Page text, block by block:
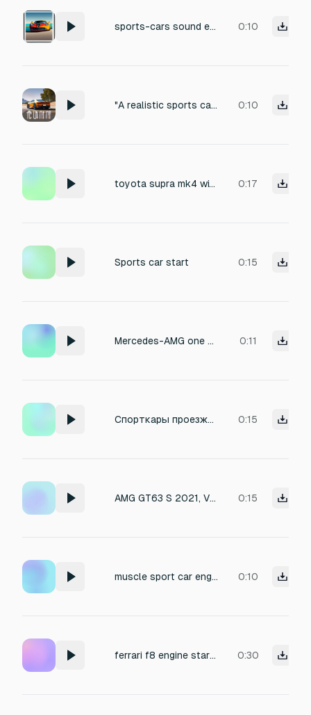
sports-cars sound effects 0:10
"A realistic sports car doing a 10-second burnout on asphalt, tires screeching loudly, engine revving aggressively, with smoke 0:10
toyota supra mk4 with big exhaust and turbo 0:17
Sports car start 0:15
Mercedes-AMG one sounds 0:11
Спорткары проезжающие мимо камеры 0:15
AMG GT63 S 2021, V8 Biturbo, HJS 200-cell cats and ceramic OPFs, flaps fully open. Partial throttle at 3000–4000 RPM. Metallic, sharp tone with turbo spool, deep exhaust growl, clean rasp, no drone. Exterior rear mic, Race mode, no background noise. 0:15
muscle sport car engine loop 0:10
ferrari f8 engine starting and accelerate fast on a long track 0:30